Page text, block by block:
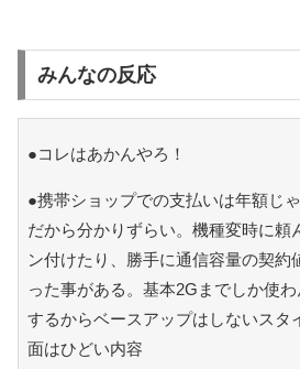
みんなの反応
●コレはあかんやろ！
●携帯ショップでの支払いは年額じ
だから分かりずらい。機種変時に頼
ン付けたり、勝手に通信容量の契約
った事がある。基本2Gまでしか使
するからベースアップはしないスタ
面はひどい内容